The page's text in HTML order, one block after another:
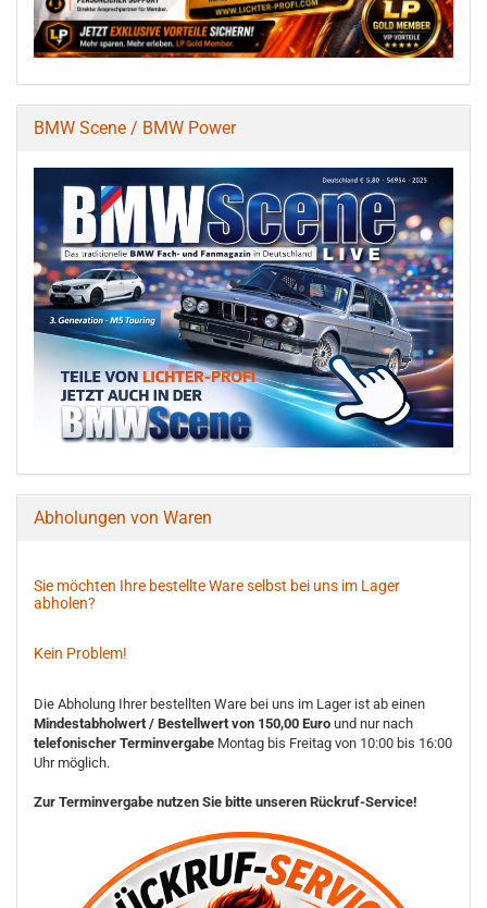
BMW Scene / BMW Power
Abholungen von Waren
Sie möchten Ihre bestellte Ware selbst bei uns im Lager
abholen?
Kein Problem!
Die Abholung Ihrer bestellten Ware bei uns im Lager ist ab einen
Mindestabholwert / Bestellwert von 150,00 Euro und nur nach
telefonischer Terminvergabe Montag bis Freitag von 10:00 bis 16:00
Uhr möglich.
Zur Terminvergabe nutzen Sie bitte unseren Rückruf-Service!